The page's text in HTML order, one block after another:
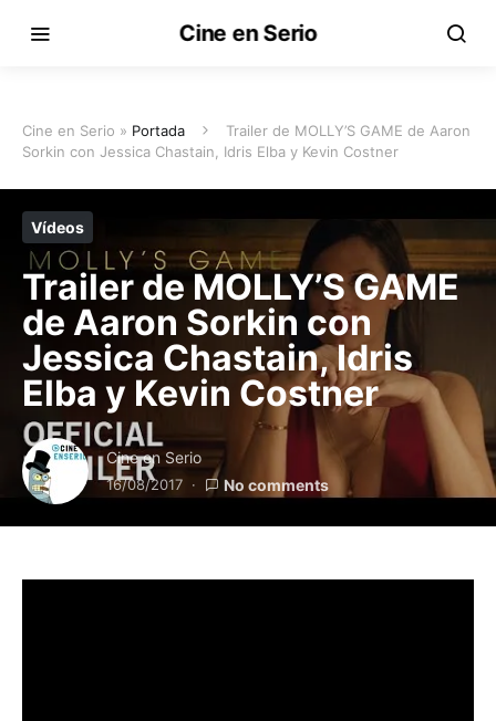
Cine en Serio
Cine en Serio » Portada
Trailer de MOLLY’S GAME de Aaron
Sorkin con Jessica Chastain, Idris Elba y Kevin Costner
Vídeos
Trailer de MOLLY’S GAME
de Aaron Sorkin con
Jessica Chastain, Idris
Elba y Kevin Costner
Cine en Serio
16/08/2017 No comments